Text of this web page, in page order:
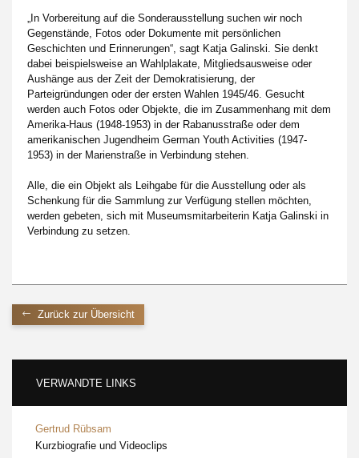
„In Vorbereitung auf die Sonderausstellung suchen wir noch
Gegenstände, Fotos oder Dokumente mit persönlichen
Geschichten und Erinnerungen“, sagt Katja Galinski. Sie denkt
dabei beispielsweise an Wahlplakate, Mitgliedsausweise oder
Aushänge aus der Zeit der Demokratisierung, der
Parteigründungen oder der ersten Wahlen 1945/46. Gesucht
werden auch Fotos oder Objekte, die im Zusammenhang mit dem
Amerika-Haus (1948-1953) in der Rabanusstraße oder dem
amerikanischen Jugendheim German Youth Activities (1947-
1953) in der Marienstraße in Verbindung stehen.
Alle, die ein Objekt als Leihgabe für die Ausstellung oder als
Schenkung für die Sammlung zur Verfügung stellen möchten,
werden gebeten, sich mit Museumsmitarbeiterin Katja Galinski in
Verbindung zu setzen.
Zurück zur Übersicht
VERWANDTE LINKS
Gertrud Rübsam
Kurzbiografie und Videoclips